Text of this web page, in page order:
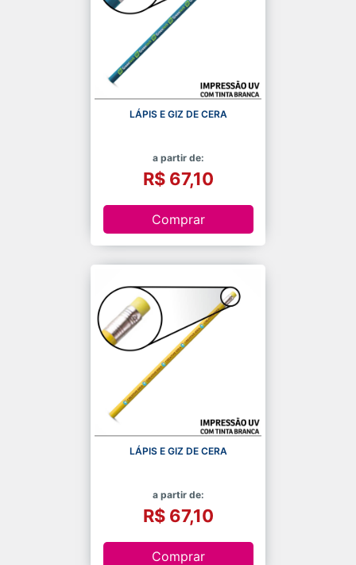
LÁPIS E GIZ DE CERA
a partir de:
R$ 67,10
Comprar
LÁPIS E GIZ DE CERA
a partir de:
R$ 67,10
Comprar